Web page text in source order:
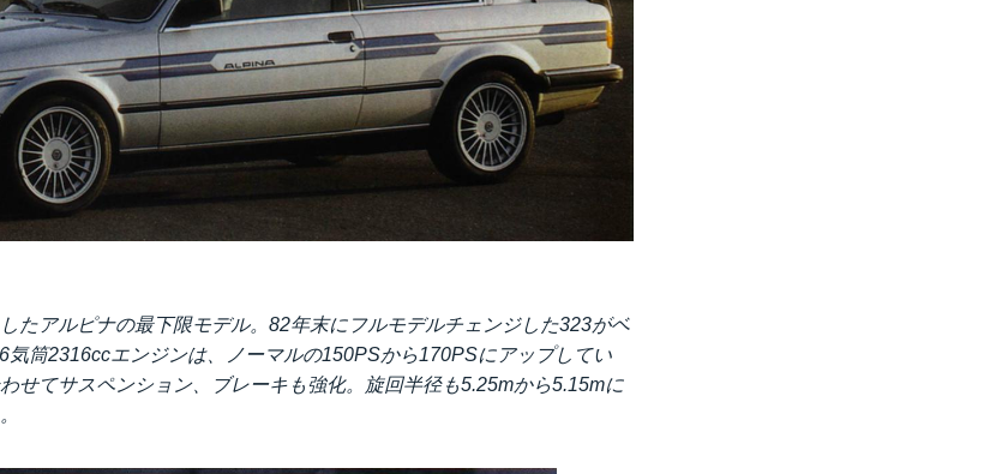
たアルピナの最下限モデル。82年末にフルモデルチェンジした323がベ
気筒2316ccエンジンは、ノーマルの150PSから170PSにアップしてい
せてサスペンション、ブレーキも強化。旋回半径も5.25mから5.15mに